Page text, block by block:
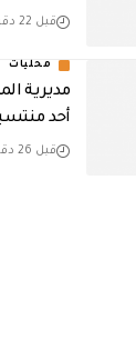
قبل 22 دقيقة
محليات
مديرية
أحد
قبل 26 دقيقة